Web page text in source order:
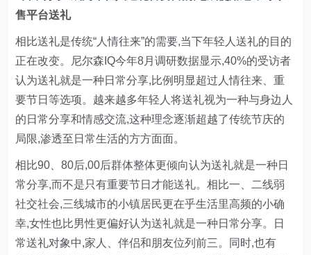
售平台送礼
相比送礼是传统“人情往来”的需要,当下年轻人送礼的目的
正在改变。尼尔森IQ今年8月调研数据显示,40%的受访者
认为送礼就是一种日常分享,比例明显超过人情往来、重
要节日等选项。越来越多年轻人将送礼视为一种与身边人
的日常分享和情感交流,这种理念逐渐超越了传统节庆的
局限,渗透至日常生活的方方面面。
相比90、80后,00后群体整体更倾向认为送礼就是一种日
常分享,而不是只有重要节日才能送礼。相比一、二线弱
社交社会,三线城市的小镇居民更在乎生活里高频的小确
幸,女性也比男性更偏好认为送礼就是一种日常分享。日
常送礼对象中,家人、伴侣和朋友位列前三。同时,也有